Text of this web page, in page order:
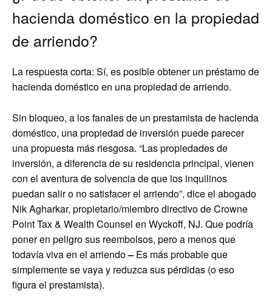
hacienda doméstico en la propiedad
de arriendo?
La respuesta corta: Sí, es posible obtener un préstamo de
hacienda doméstico en una propiedad de arriendo.
Sin bloqueo, a los fanales de un prestamista de hacienda
doméstico, una propiedad de inversión puede parecer
una propuesta más riesgosa. “Las propiedades de
inversión, a diferencia de su residencia principal, vienen
con el aventura de solvencia de que los inquilinos
puedan salir o no satisfacer el arriendo”, dice el abogado
Nik Agharkar, propietario/miembro directivo de Crowne
Point Tax & Wealth Counsel en Wyckoff, NJ. Que podría
poner en peligro sus reembolsos, pero a menos que
todavía viva en el arriendo– Es más probable que
simplemente se vaya y reduzca sus pérdidas (o eso
figura el prestamista).